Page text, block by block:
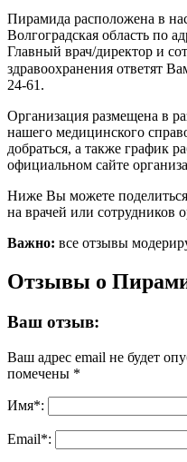
Пирамида расположена в
Волгоградская область по
Главный врач/директор и
здравоохранения ответят
24-61.
Организация размещена в
нашего медицинского
добраться, а также график
официальном сайте
Ниже Вы можете
на врачей или сотрудников
Важно: все отзывы
Отзывы о
Ваш отзыв:
Ваш адрес email не будет
помечены *
Имя*:
Email*: